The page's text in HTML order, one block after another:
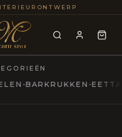
25+
BARKRUKKEN EETTAFELS